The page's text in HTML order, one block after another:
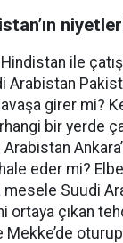
Hindistan ile
Arabistan
girer mi?
bir yerde
eder mi?
mesele Suudi
ortaya çıkan